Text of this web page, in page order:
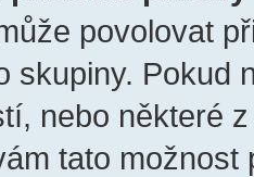
povolovat
skupiny. Pokud
nebo některé
tato